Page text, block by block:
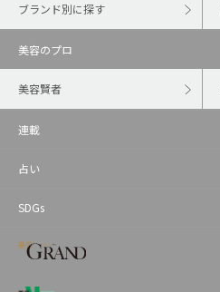
ブランド別に探す
美容のプロ
美容賢者
連載
占い
SDGs